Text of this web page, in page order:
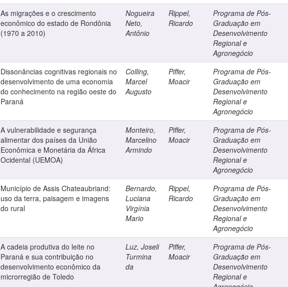
As migrações e o crescimento
econômico do estado de Rondônia
(1970 a 2010)
Nogueira
Neto,
Antônio
Rippel,
Ricardo
Programa de Pós-
Graduação em
Desenvolvimento
Regional e
Agronegócio
Dissonâncias cognitivas regionais no
desenvolvimento de uma economia
do conhecimento na região oeste do
Paraná
Colling,
Marcel
Augusto
Piffer,
Moacir
Programa de Pós-
Graduação em
Desenvolvimento
Regional e
Agronegócio
A vulnerabilidade e segurança
alimentar dos países da União
Econômica e Monetária da África
Ocidental (UEMOA)
Monteiro,
Marcelino
Armindo
Piffer,
Moacir
Programa de Pós-
Graduação em
Desenvolvimento
Regional e
Agronegócio
Município de Assis Chateaubriand:
uso da terra, paisagem e imagens
do rural
Bernardo,
Luciana
Virgínia
Mario
Rippel,
Ricardo
Programa de Pós-
Graduação em
Desenvolvimento
Regional e
Agronegócio
A cadeia produtiva do leite no
Paraná e sua contribuição no
desenvolvimento econômico da
microrregião de Toledo
Luz, Joseli
Turmina
da
Piffer,
Moacir
Programa de Pós-
Graduação em
Desenvolvimento
Regional e